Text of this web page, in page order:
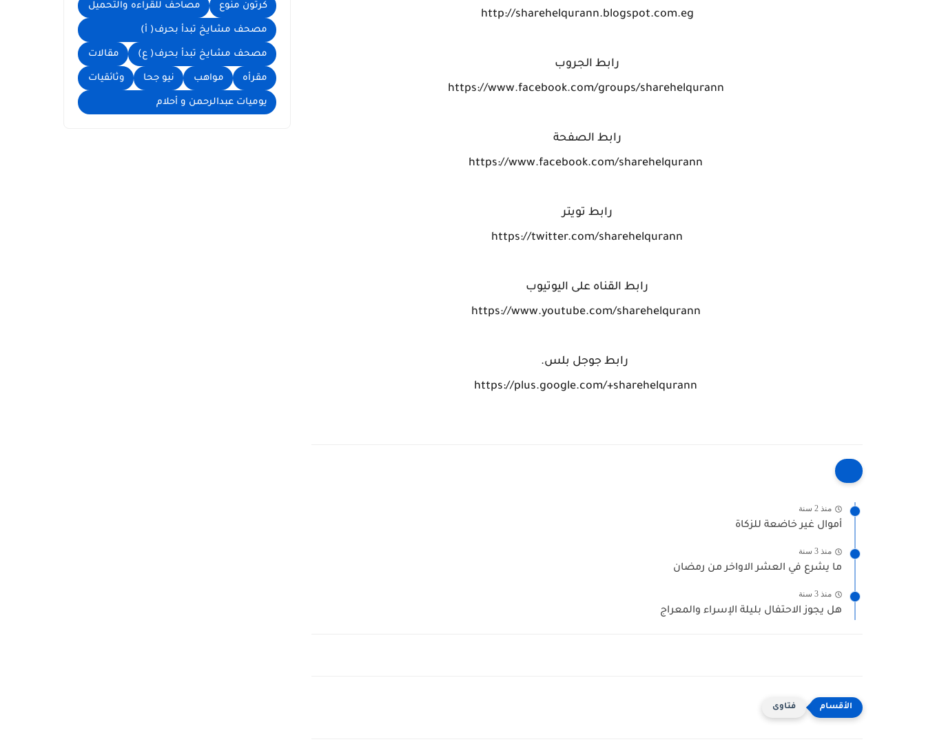
http://sharehelqurann.blogspot.com.eg
رابط الجروب
رابط الصفحة
رابط تويتر
https://twitter.com/sharehelqurann
رابط القناه على اليوتيوب
رابط جوجل بلس.
منذ 2 سنة
أموال غير خاضعة للزكاة
منذ 3 سنة
ما يشرع في العشر الاواخر من رمضان
منذ 3 سنة
هل يجوز الاحتفال بليلة الإسراء والمعراج
فتاوى
كرتون منوع مصاحف للقراءه والتحميل
مصحف مشايخ تبدأ بحرف( أ)
مصحف مشايخ تبدأ بحرف( ع) مقالات
مقرأه مواهب نيو جحا وثائقيات
يوميات عبدالرحمن و أحلام